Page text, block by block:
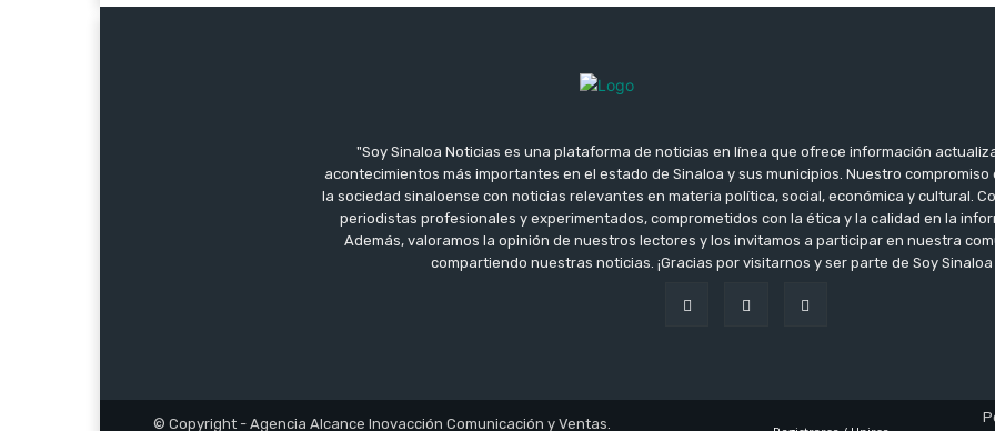
"Soy Sinaloa Noticias es una plataforma de noticias en línea que ofrece información
acontecimientos más importantes en el estado de Sinaloa y sus municipios. Nuestro
la sociedad sinaloense con noticias relevantes en materia política, social, económica y cultural.
periodistas profesionales y experimentados, comprometidos con la ética y la calidad en la
Además, valoramos la opinión de nuestros lectores y los invitamos a participar en nuestra
compartiendo nuestras noticias. ¡Gracias por visitarnos y ser parte de Soy
© Copyright - Agencia Alcance Inovacción Comunicación y Ventas.